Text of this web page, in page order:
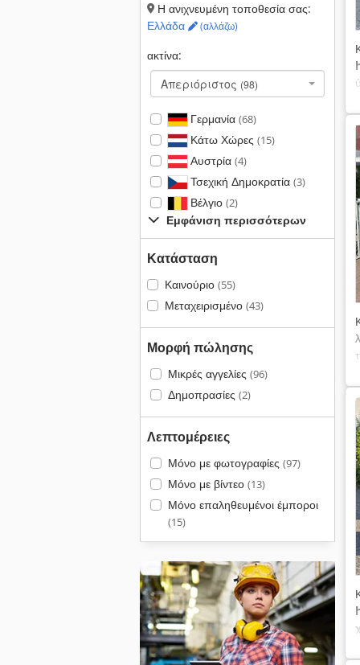
Η ανιχνευμένη τοποθεσία σας:
Ελλάδα
(αλλάζω)
ακτίνα:
Απεριόριστος (98)
Γερμανία (68)
Κάτω Χώρες (15)
Αυστρία (4)
Τσεχική Δημοκρατία (3)
Βέλγιο (2)
Εμφάνιση περισσότερων
Κατάσταση
Καινούριο (55)
Μεταχειρισμένο (43)
Μορφή πώλησης
Μικρές αγγελίες (96)
Δημοπρασίες (2)
Λεπτομέρειες
Μόνο με φωτογραφίες (97)
Μόνο με βίντεο (13)
Μόνο επαληθευμένοι έμποροι
(15)